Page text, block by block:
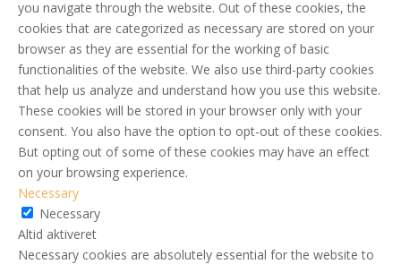
you navigate through the website. Out of these cookies, the
cookies that are categorized as necessary are stored on your
browser as they are essential for the working of basic
functionalities of the website. We also use third-party cookies
that help us analyze and understand how you use this website.
These cookies will be stored in your browser only with your
consent. You also have the option to opt-out of these cookies.
But opting out of some of these cookies may have an effect
on your browsing experience.
Necessary
Necessary
Altid aktiveret
Necessary cookies are absolutely essential for the website to